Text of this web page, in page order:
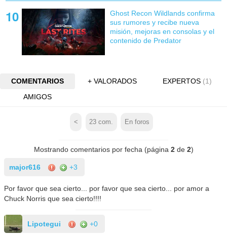
Ghost Recon Wildlands confirma
sus rumores y recibe nueva
misión, mejoras en consolas y el
contenido de Predator
COMENTARIOS + VALORADOS EXPERTOS (1)
AMIGOS
< 23 com. En foros
Mostrando comentarios por fecha (página 2de 2)
major616 +3
Por favor que sea cierto... por favor que sea cierto... por amor a
Chuck Norris que sea cierto!!!!
Lipotegui +0